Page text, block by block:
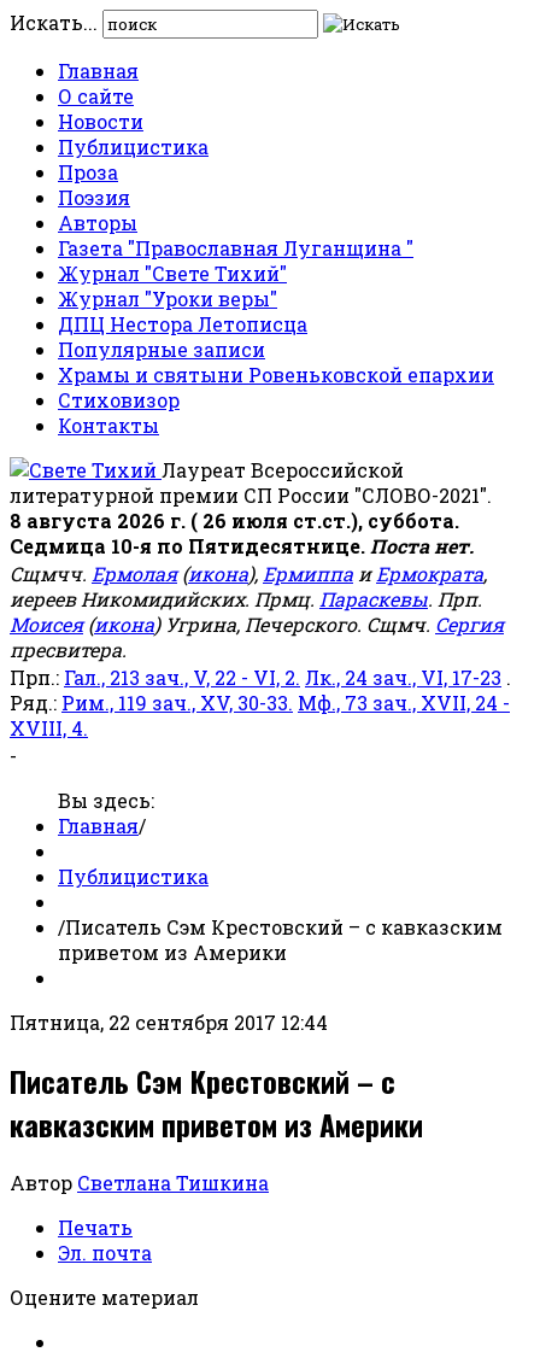
Искать...
Главная
О сайте
Новости
Публицистика
Проза
Поэзия
Авторы
Газета "Православная Луганщина "
Журнал "Свете Тихий"
Журнал "Уроки веры"
ДПЦ Нестора Летописца
Популярные записи
Храмы и святыни Ровеньковской епархии
Стиховизор
Контакты
Лауреат Всероссийской
литературной премии СП России "СЛОВО-2021".
8 августа 2026 г. ( 26 июля ст.ст.), суббота.
Седмица 10-я по Пятидесятнице. Поста нет.
Сщмчч. Ермолая(икона), Ермиппа иЕрмократа,
иереев Никомидийских. Прмц. Параскевы. Прп.
Моисея(икона) Угрина, Печерского. Сщмч. Сергия
пресвитера.
Прп.: Гал., 213 зач., V, 22 - VI, 2. Лк., 24 зач., VI, 17-23 .
Ряд.: Рим., 119 зач., XV, 30-33. Мф., 73 зач., XVII, 24 -
XVIII, 4.
-
Вы здесь:
Главная/
Публицистика
/Писатель Сэм Крестовский – с кавказским
приветом из Америки
Пятница, 22 сентября 2017 12:44
Писатель Сэм Крестовский – с
кавказским приветом из Америки
Автор Светлана Тишкина
Печать
Эл. почта
Оцените материал